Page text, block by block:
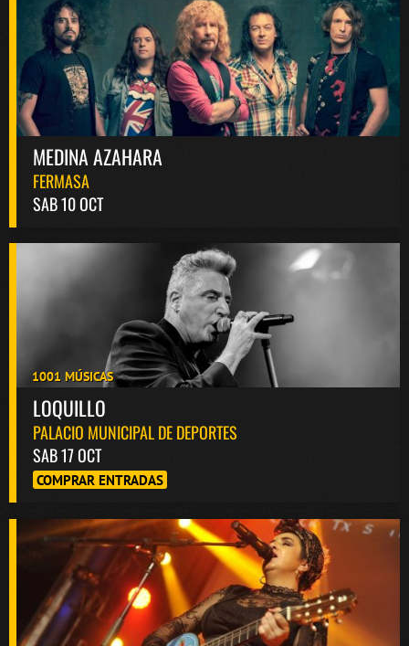
MEDINA AZAHARA
FERMASA
SAB 10 OCT
1001 MÚSICAS
LOQUILLO
PALACIO MUNICIPAL DE DEPORTES
SAB 17 OCT
COMPRAR ENTRADAS